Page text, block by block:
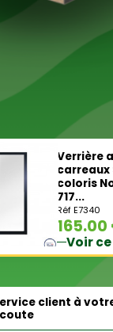
Verrière
coloris
717...
Réf E7340
165.00
Voir
client à